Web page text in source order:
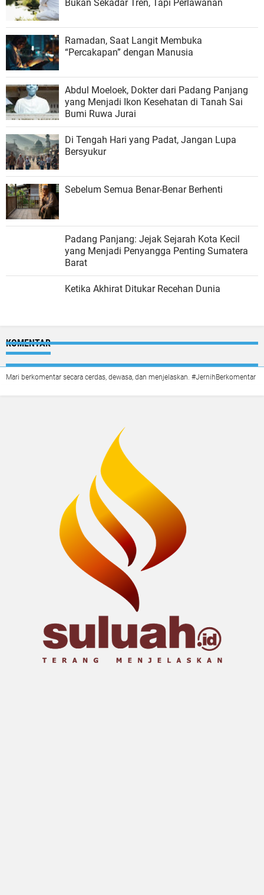
Bukan Sekadar Tren, Tapi Perlawanan
Ramadan, Saat Langit Membuka
“Percakapan” dengan Manusia
Abdul Moeloek, Dokter dari Padang Panjang
yang Menjadi Ikon Kesehatan di Tanah Sai
Bumi Ruwa Jurai
Di Tengah Hari yang Padat, Jangan Lupa
Bersyukur
Sebelum Semua Benar-Benar Berhenti
Padang Panjang: Jejak Sejarah Kota Kecil
yang Menjadi Penyangga Penting Sumatera
Barat
Ketika Akhirat Ditukar Recehan Dunia
KOMENTAR
Mari berkomentar secara cerdas, dewasa, dan menjelaskan. #JernihBerkomentar